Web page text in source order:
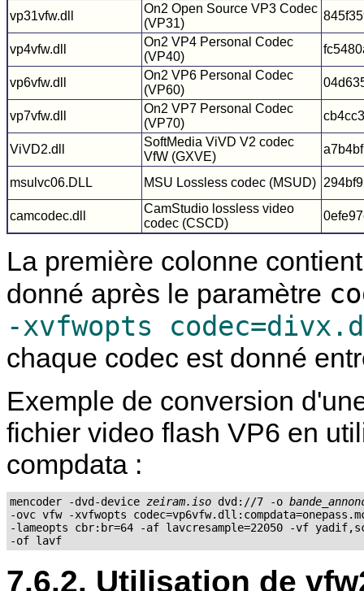
vp31vfw.dll
On2 Open Source VP3 Codec
(VP31)
vp4vfw.dll
On2 VP4 Personal Codec
(VP40)
vp6vfw.dll
On2 VP6 Personal Codec
(VP60)
vp7vfw.dll
On2 VP7 Personal Codec
(VP70)
ViVD2.dll
SoftMedia ViVD V2 codec
VfW (GXVE)
msulvc06.DLL MSU Lossless codec (MSUD)
camcodec.dll
CamStudio lossless video
codec (CSCD)
La première colonne
donné après le paramètre
-xvfwopts
chaque codec est donné
Exemple de conversion
fichier video flash VP6 en
compdata :
mencoder -dvd-device zeiram.iso dvd://7 -o
-ovc vfw -xvfwopts
-lameopts cbr:br=64 -af lavcresample=22050 -vf
7.6.2. Utilisation de